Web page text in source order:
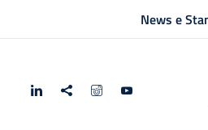
News e